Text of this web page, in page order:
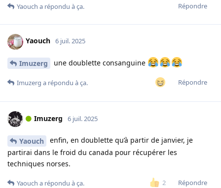
Répondre
Yaouch a répondu à ça.
Yaouch 6 juil. 2025
Imuzerg une doublette consanguine
Répondre
Imuzerg a répondu à ça.
Imuzerg 6 juil. 2025
Yaouch
enfin, en doublette qu’à partir de janvier, je
partirai dans le froid du canada pour récupérer les
techniques norses.
2 Répondre
Yaouch a répondu à ça.